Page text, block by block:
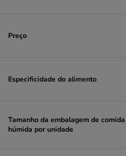
Preço
Especificidade do alimento
Tamanho da embalagem de comida
húmida por unidade